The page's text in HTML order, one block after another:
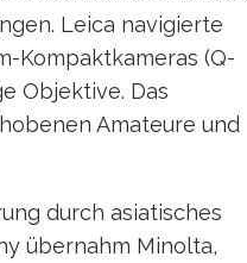
Leica navigierte
Kompaktkameras (Q-
Objektive. Das
Amateure und
durch asiatisches
übernahm Minolta,